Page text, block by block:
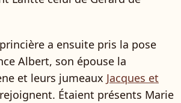
a ensuite pris la pose
Albert, son épouse la
et leurs jumeaux Jacques et
Étaient présents Marie